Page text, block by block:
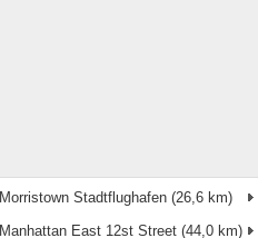
Morristown Stadtflughafen (26,6 km)
Manhattan East 12st Street (44,0 km)